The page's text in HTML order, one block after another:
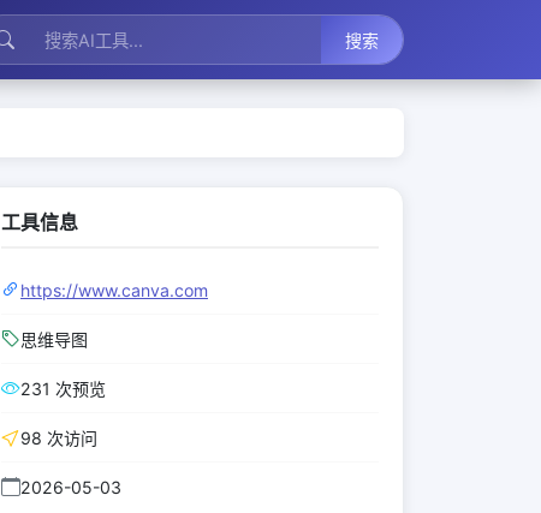
搜索
工具信息
https://www.canva.com
思维导图
231 次预览
98 次访问
2026-05-03